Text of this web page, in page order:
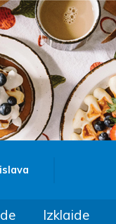
Izklaide